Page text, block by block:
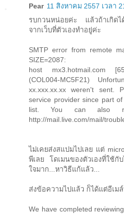
Pear 11 สิงหาคม 2557 เวลา
รบกวนหน่อยค่ะ แล้วถ้าเกิด
จากเว็บที่ตัวเองทำอยู่ค่ะ
SMTP error from remote
SIZE=2087:
host mx3.hotmail.com
(COL004-MC5F21)
xx.xxx.xx.xx weren't sent.
service provider since part
list. You can also
http://mail.live.com/mail/
ไม่เคยส่งสแปมไปเลย แต่
พีเลย โดเมนของตัวเองที่ใช้
ใจมาก...หาวิธีแก้แล้ว...
ส่งข้อความไปแล้ว ก็ได้แต่อีเ
We have completed